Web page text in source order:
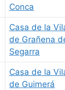
Conca
Casa de la
de Grañena
Segarra
Casa de la
de Guimerá